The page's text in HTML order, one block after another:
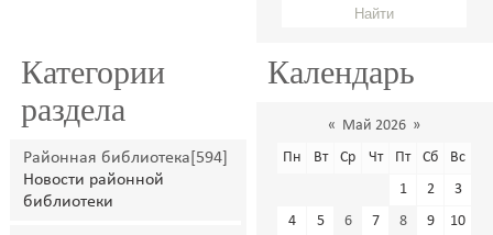
Категории
раздела
Районная библиотека [594]
Новости районной
библиотеки
Календарь
« Май 2026 »
Пн
Вт Ср Чт Пт Сб
Вс
1
2
3
4
5 6 7 8 9
10